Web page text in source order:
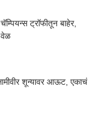
ट्रॉफीतून बाहेर,
वेळ
शून्यावर आऊट, एकाचं